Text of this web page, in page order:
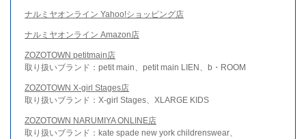
ナルミヤオンライン Yahoo!ショッピング店
ナルミヤオンライン Amazon店
ZOZOTOWN petitmain店
取り扱いブランド：petit main、petit main LIEN、b・ROOM
ZOZOTOWN X-girl Stages店
取り扱いブランド：X-girl Stages、XLARGE KIDS
ZOZOTOWN NARUMIYA ONLINE店
取り扱いブランド：kate spade new york childrenswear、